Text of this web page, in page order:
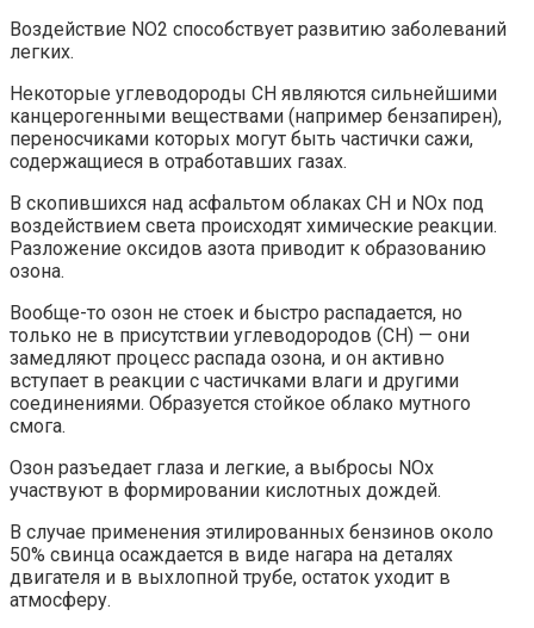
Воздействие NO2 cпособствует развитию заболеваний
легких.
Некоторые углеводороды СН являются сильнейшими
канцерогенными веществами (например бензапирен),
переносчиками которых могут быть частички сажи,
содержащиеся в отработавших газах.
В скопившихся над асфальтом облаках СН и NOx под
воздействием света происходят химические реакции.
Разложение оксидов азота приводит к образованию
озона.
Вообще-то озон не стоек и быстро распадается, но
только не в присутствии углеводородов (СН) — они
замедляют процесс распада озона, и он активно
вступает в реакции с частичками влаги и другими
соединениями. Образуется стойкое облако мутного
смога.
Озон разъедает глаза и легкие, а выбросы NОх
участвуют в формировании кислотных дождей.
В случае применения этилированных бензинов около
50% свинца осаждается в виде нагара на деталях
двигателя и в выхлопной трубе, остаток уходит в
атмосферу.